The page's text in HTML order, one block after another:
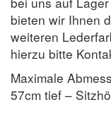
bieten wir Ihnen
weiteren
hierzu bitte
Maximale
57cm tief –